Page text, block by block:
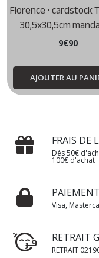
Florence • cardstock
30,5x30,5cm
9€90
AJOUTER AU
FRAIS DE
Dès 50€
100€ d'achat
Visa,
RETRAIT
RETRAIT